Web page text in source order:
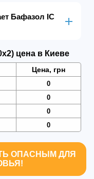
Бафазол IC
цена в Киеве
Цена, грн
0
0
0
0
ОПАСНЫМ ДЛЯ